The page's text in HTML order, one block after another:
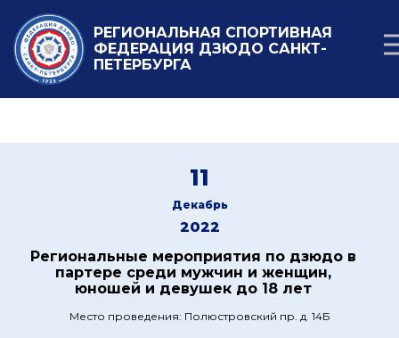
РЕГИОНАЛЬНАЯ СПОРТИВНАЯ
ФЕДЕРАЦИЯ ДЗЮДО САНКТ-
ПЕТЕРБУРГА
11
Декабрь
2022
Региональные мероприятия по дзюдо в
партере среди мужчин и женщин,
юношей и девушек до 18 лет
Место проведения: Полюстровский пр. д. 14Б